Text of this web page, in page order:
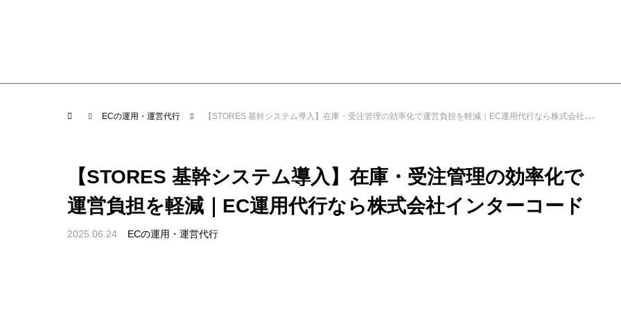
ECの運用・運営代行 【STORES 基幹システム導入】在庫・受注管理の効率化で運営負担を軽減｜EC運用代行なら株式会社インターコード
【STORES 基幹システム導入】在庫・受注管理の効率化で
運営負担を軽減｜EC運用代行なら株式会社インターコード
2025.06.24 ECの運用・運営代行